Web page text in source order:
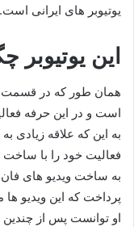
یوتیوبر های ایرانی است.
این
همان طور که در قسمت
است و در این حرفه
به این که علاقه زیادی
فعالیت خود را با ساخت
به ساخت ویدیو های
پرداخت که این ویدیو
او توانست پس از چندین